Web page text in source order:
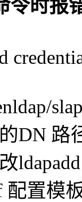
令时报
DN 路
配置模